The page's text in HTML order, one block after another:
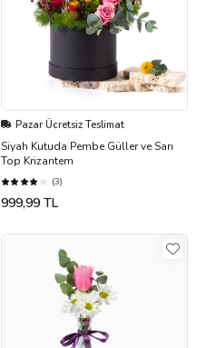
Pazar Ücretsiz Teslimat
Siyah Kutuda Pembe Güller ve Sarı
Top Krizantem
(3)
999,99 TL